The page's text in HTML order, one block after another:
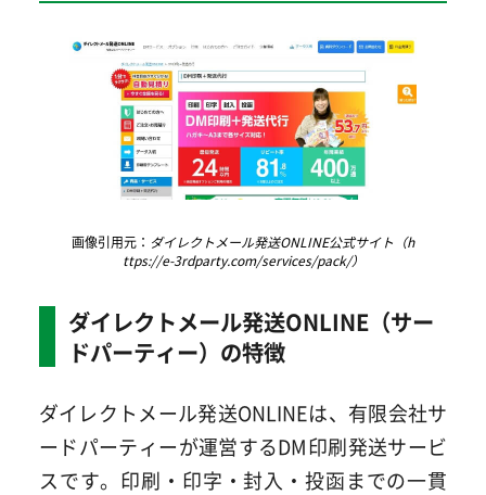
画像引用元： ダイレクトメール発送ONLINE公式サイト（h
ttps://e-3rdparty.com/services/pack/）
ダイレクトメール発送ONLINE（サー
ドパーティー）の特徴
ダイレクトメール発送ONLINEは、有限会社サ
ードパーティーが運営するDM印刷発送サービ
スです。印刷・印字・封入・投函までの一貫